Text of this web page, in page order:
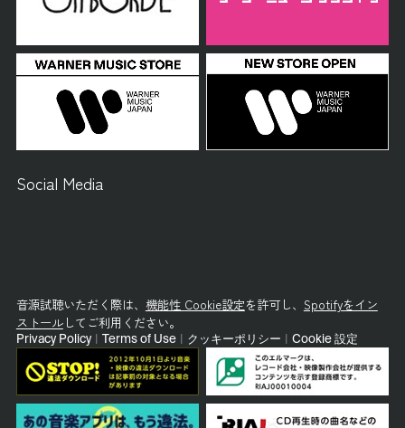
Social Media
音源試聴いただく際は、 機能性 Cookie設定を許可し、 Spotifyをイン
ストールしてご利用ください。
Privacy Policy Terms of Use クッキーポリシー Cookie 設定